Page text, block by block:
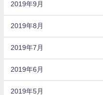
2019年9月
2019年8月
2019年7月
2019年6月
2019年5月